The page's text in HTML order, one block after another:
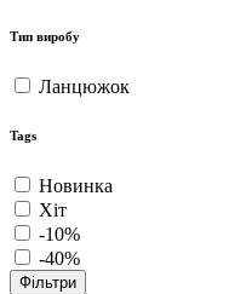
Тип виробу
Ланцюжок
Tags
Новинка
Хіт
-10%
-40%
Фільтри